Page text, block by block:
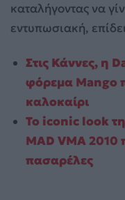
καταλήγοντας να
εντυπωσιακή,
Στις Κάννες, η
φόρεμα Mango
καλοκαίρι
Το iconic look
MAD VMA 2010
πασαρέλες